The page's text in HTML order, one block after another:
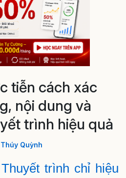
tiễn cách xác
nội dung và
trình hiệu quả
Quỳnh
Thuyết trình chỉ hiệu